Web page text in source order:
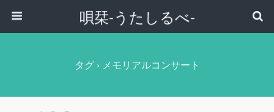
唄栞-うたしるべ-
タグ › メモリアルコンサート